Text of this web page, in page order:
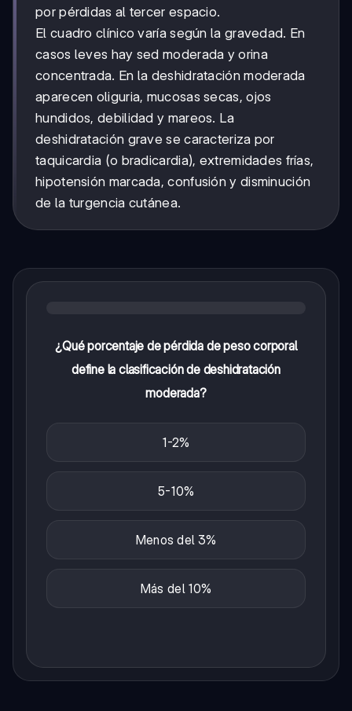
por pérdidas al tercer espacio.
El cuadro clínico varía según la gravedad. En
casos leves hay sed moderada y orina
concentrada. En la deshidratación moderada
aparecen oliguria, mucosas secas, ojos
hundidos, debilidad y mareos. La
deshidratación grave se caracteriza por
taquicardia (o bradicardia), extremidades frías,
hipotensión marcada, confusión y disminución
de la turgencia cutánea.
¿Qué porcentaje de pérdida de peso corporal
define la clasificación de deshidratación
moderada?
1-2%
5-10%
Menos del 3%
Más del 10%